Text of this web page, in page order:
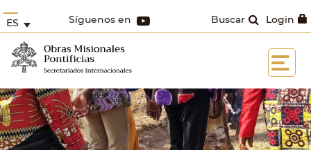
Login
Buscar
Síguenos en
ES